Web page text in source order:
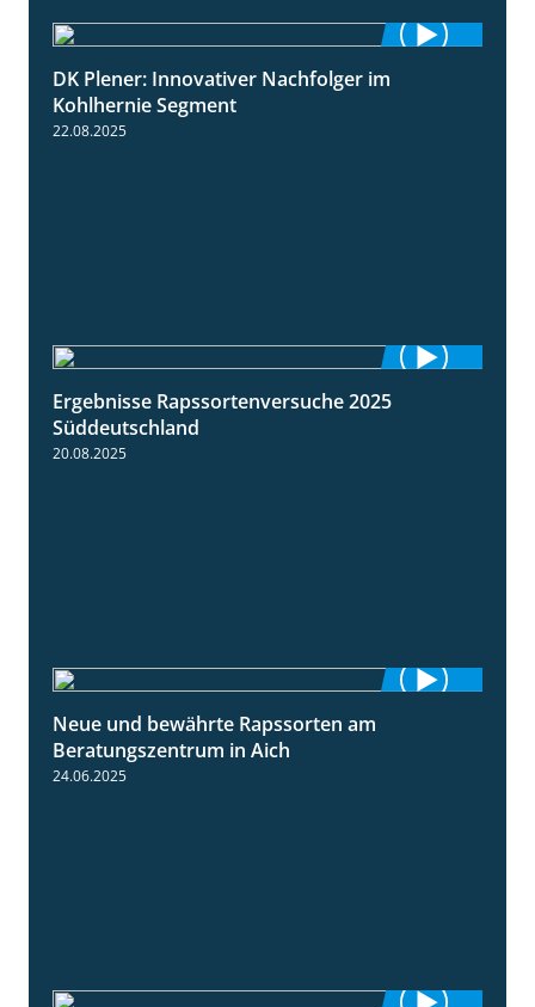
DK Plener: Innovativer Nachfolger im
Kohlhernie Segment
22.08.2025
Ergebnisse Rapssortenversuche 2025
Süddeutschland
20.08.2025
Neue und bewährte Rapssorten am
Beratungszentrum in Aich
24.06.2025